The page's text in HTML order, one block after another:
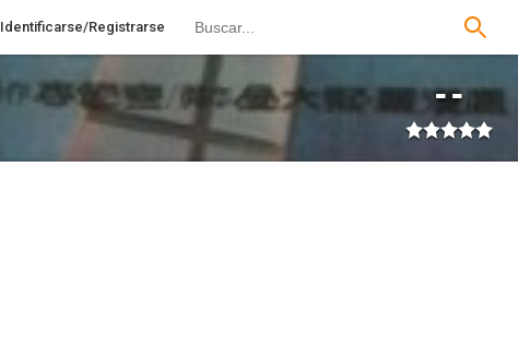
Identificarse/Registrarse
--